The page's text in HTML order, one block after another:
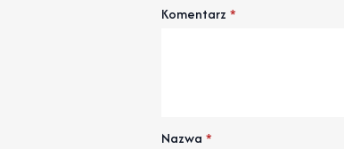
Komentarz *
Nazwa *